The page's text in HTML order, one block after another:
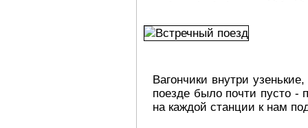
Вагончики внутри
поезде было почти пусто -
на каждой станции к нам